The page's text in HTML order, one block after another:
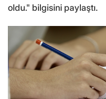
oldu." bilgisini paylaştı.